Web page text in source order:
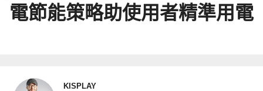
電節能策略助使用者精準用電
KISPLAY